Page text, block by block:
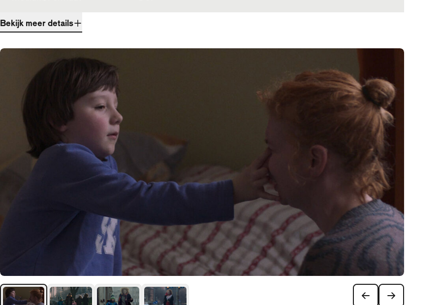
Bekijk meer details